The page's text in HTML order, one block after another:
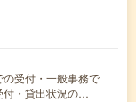
受付・一般事務で
付・貸出状況の…